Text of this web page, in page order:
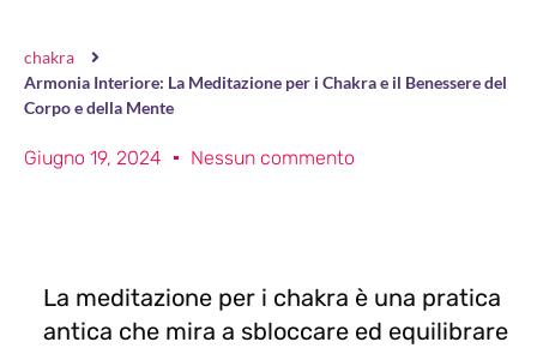
chakra
Armonia Interiore: La Meditazione per i Chakra e il Benessere del
Corpo e della Mente
Giugno 19, 2024 Nessun commento
La meditazione per i chakra è una pratica
antica che mira a sbloccare ed equilibrare